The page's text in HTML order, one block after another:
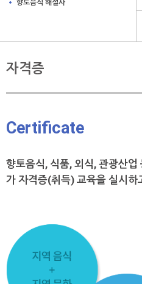
향토음식 해설사
자격증
Certificate
향토음식, 식품, 외식, 관광산업
가 자격증(취득) 교육을 실시하